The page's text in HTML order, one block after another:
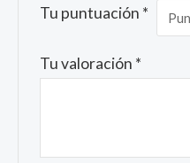
Tu puntuación *
Tu valoración *